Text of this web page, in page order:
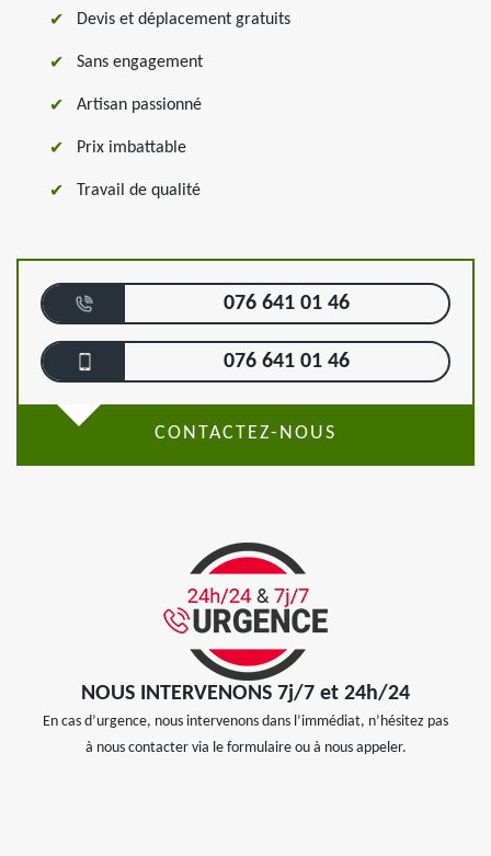
Devis et déplacement gratuits
Sans engagement
Artisan passionné
Prix imbattable
Travail de qualité
076 641 01 46
076 641 01 46
CONTACTEZ-NOUS
NOUS INTERVENONS 7j/7 et 24h/24
En cas d’urgence, nous intervenons dans l’immédiat, n’hésitez pas
à nous contacter via le formulaire ou à nous appeler.